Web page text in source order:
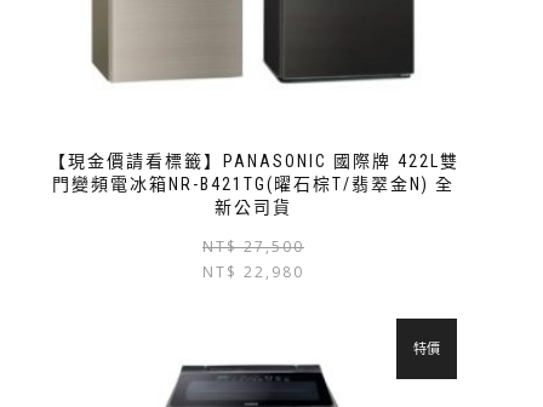
【現金價請看標籤】PANASONIC 國際牌 422L雙
門變頻電冰箱NR-B421TG(曜石棕T/翡翠金N) 全
新公司貨
NT$27,500
NT$ 22,980
特價